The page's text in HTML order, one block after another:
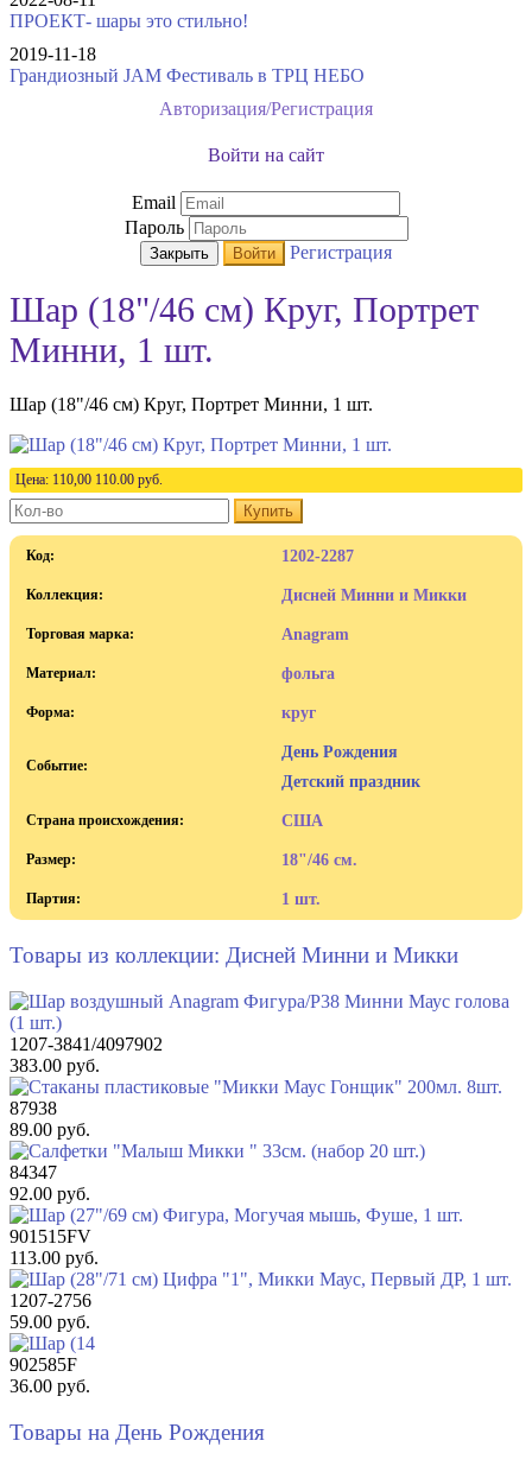
ПРОЕКТ- шары это стильно!
2019-11-18
Грандиозный JAM Фестиваль в ТРЦ НЕБО
Авторизация/Регистрация
Войти на сайт
Email
Пароль
Закрыть Войти Регистрация
Шар (18"/46 см) Круг, Портрет
Минни, 1 шт.
Шар (18"/46 см) Круг, Портрет Минни, 1 шт.
Цена: 110,00 110.00 руб.
Купить
Код: 1202-2287
Коллекция: Дисней Минни и Микки
Торговая марка: Anagram
Материал: фольга
Форма: круг
Событие:
День Рождения
Детский праздник
Страна происхождения: США
Размер: 18"/46 см.
Партия: 1 шт.
Товары из коллекции: Дисней Минни и Микки
1207-3841/4097902
383.00 руб.
87938
89.00 руб.
84347
92.00 руб.
901515FV
113.00 руб.
1207-2756
59.00 руб.
902585F
36.00 руб.
Товары на День Рождения